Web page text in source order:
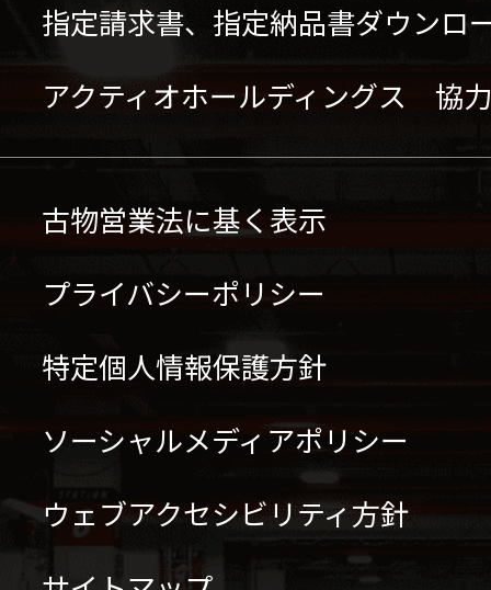
指定請求書、指定納品書ダウンロ
アクティオホールディングス 協
古物営業法に基く表示
プライバシーポリシー
特定個人情報保護方針
ソーシャルメディアポリシー
ウェブアクセシビリティ方針